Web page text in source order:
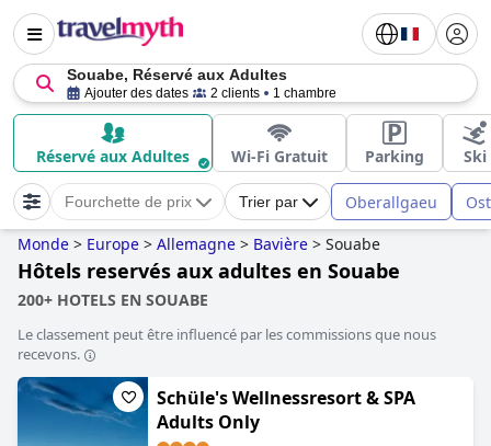
Souabe, Réservé aux Adultes
Ajouter des dates 2 clients 1 chambre
Réservé aux Adultes Wi-Fi Gratuit Parking Ski
Fourchette de prix Trier par Oberallgaeu
Monde > Europe > Allemagne > Bavière > Souabe
Hôtels reservés aux adultes en Souabe
200+ HOTELS EN SOUABE
Le classement peut être influencé par les commissions que nous
recevons.
Schüle's Wellnessresort & SPA
Adults Only